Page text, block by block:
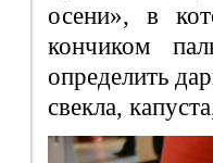
осени», в
кончиком
определить
свекла,